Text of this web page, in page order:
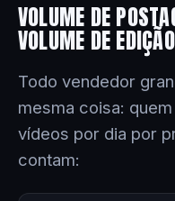
VOLUME DE
VOLUME DE
Todo vendedor
mesma coisa:
vídeos por dia por
contam: